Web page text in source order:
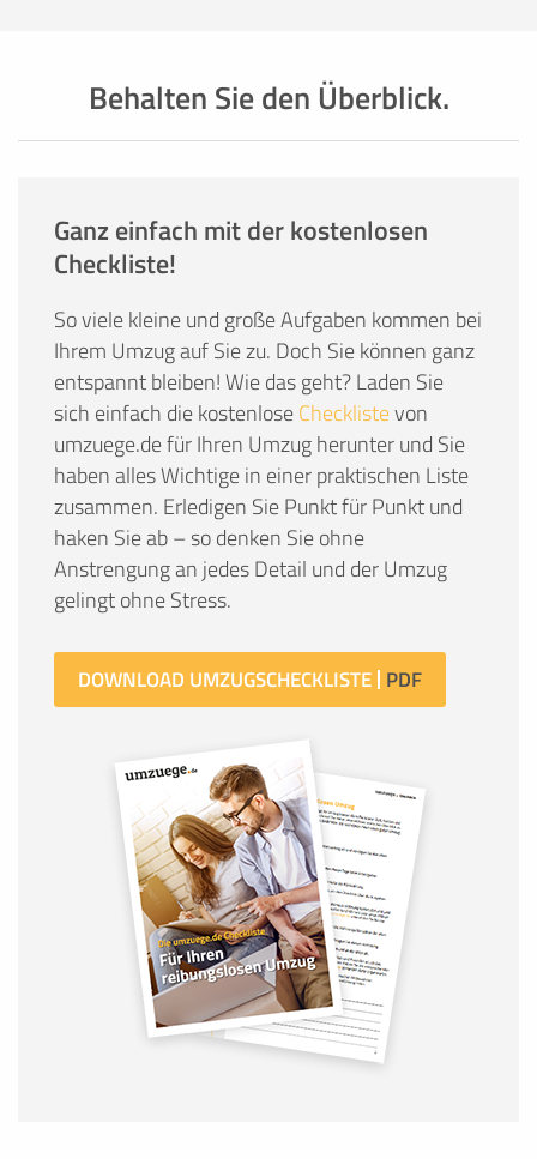
Behalten Sie den Überblick.
Ganz einfach mit der kostenlosen
Checkliste!
So viele kleine und große Aufgaben kommen bei
Ihrem Umzug auf Sie zu. Doch Sie können ganz
entspannt bleiben! Wie das geht? Laden Sie
sich einfach die kostenloseChecklistevon
umzuege.de für Ihren Umzug herunter und Sie
haben alles Wichtige in einer praktischen Liste
zusammen. Erledigen Sie Punkt für Punkt und
haken Sie ab – so denken Sie ohne
Anstrengung an jedes Detail und der Umzug
gelingt ohne Stress.
DOWNLOAD UMZUGSCHECKLISTE